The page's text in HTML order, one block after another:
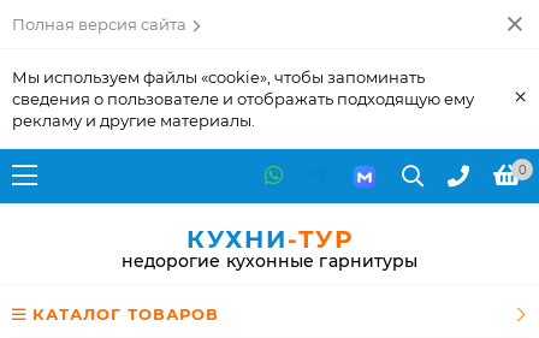
Полная версия сайта
Мы используем файлы «cookie», чтобы запоминать
сведения о пользователе и отображать подходящую ему
рекламу и другие материалы.
×
0
КУХНИ-ТУР
недорогие кухонные гарнитуры
КАТАЛОГ ТОВАРОВ